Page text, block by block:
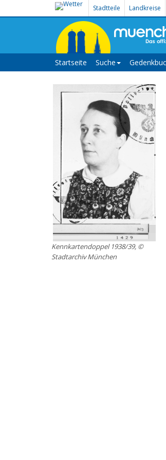
Stadtteile Landkreise
Startseite Suche
Kennkartendoppel 1938/39, ©
Stadtarchiv München